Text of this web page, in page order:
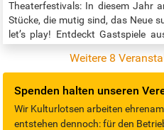
Theaterfestivals: In diesem Jahr
Stücke, die mutig sind, das Neue
let’s play! Entdeckt Gastspiele
gehen mit euch auf die Straße:
Bord…
Weitere 8
Spenden halten unseren
Wir Kulturlotsen arbeiten
entstehen dennoch: für den